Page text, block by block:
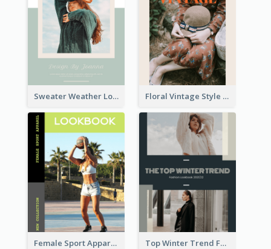
Sweater Weather Lookbook Floral Vintage Style Lookbook
Female Sport Apparel Lookbook Top Winter Trend Fashion Lookbook